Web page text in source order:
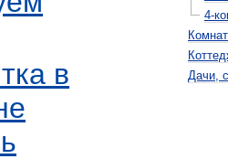
в
4-
Дачи,